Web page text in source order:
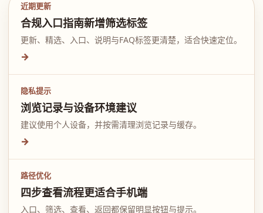
近期更新
合规入口指南新增筛选标签
更新、精选、入口、说明与FAQ标签更清楚，适合快速定位。
→
隐私提示
浏览记录与设备环境建议
建议使用个人设备，并按需清理浏览记录与缓存。
→
路径优化
四步查看流程更适合手机端
入口、筛选、查看、返回都保留明显按钮与提示。